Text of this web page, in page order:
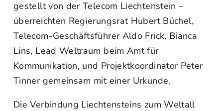
gestellt von der Telecom Liechtenstein –
überreichten Regierungsrat Hubert Büchel,
Telecom-Geschäftsführer Aldo Frick, Bianca
Lins, Lead Weltraum beim Amt für
Kommunikation, und Projektkoordinator Peter
Tinner gemeinsam mit einer Urkunde.
Die Verbindung Liechtensteins zum Weltall